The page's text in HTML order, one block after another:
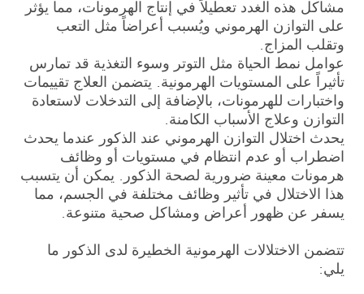
مشاكل هذه الغدد تعطيلاً في إنتاج الهرمونات، مما يؤثر
على التوازن الهرموني ويُسبب أعراضاً مثل التعب
وتقلب المزاج.
عوامل نمط الحياة مثل التوتر وسوء التغذية قد تمارس
تأثيراً على المستويات الهرمونية. يتضمن العلاج تقييمات
واختبارات للهرمونات، بالإضافة إلى التدخلات لاستعادة
التوازن وعلاج الأسباب الكامنة.
يحدث اختلال التوازن الهرموني عند الذكور عندما يحدث
اضطراب أو عدم انتظام في مستويات أو وظائف
هرمونات معينة ضرورية لصحة الذكور. يمكن أن يتسبب
هذا الاختلال في تأثير وظائف مختلفة في الجسم، مما
يسفر عن ظهور أعراض ومشاكل صحية متنوعة.
تتضمن الاختلالات الهرمونية الخطيرة لدى الذكور ما
يلي: